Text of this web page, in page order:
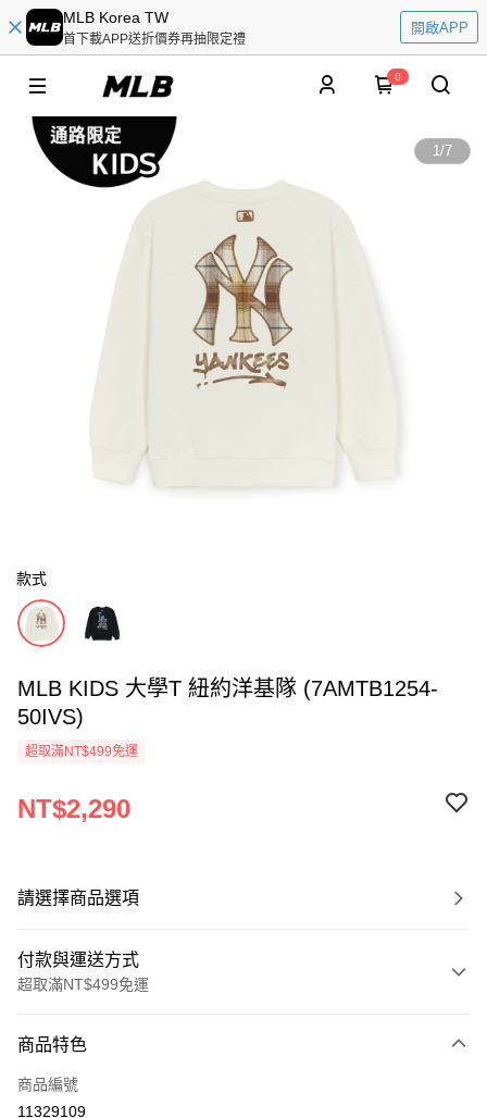
MLB Korea TW
首下載APP送折價券再抽限定禮
開啟APP
0
1/7
款式
MLB KIDS 大學T 紐約洋基隊 (7AMTB1254-
50IVS)
超取滿NT$499免運
NT$2,290
請選擇商品選項
付款與運送方式
超取滿NT$499免運
信用卡一次付款
超商取貨付款
商品特色
商品編號
11329109